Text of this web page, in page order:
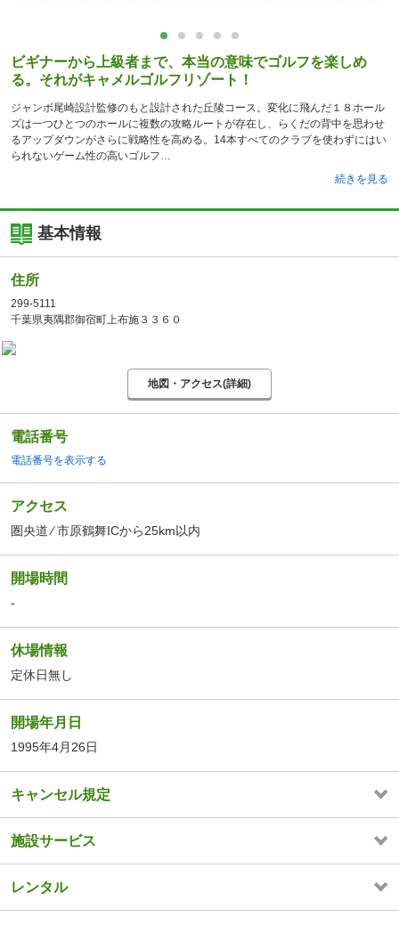
ビギナーから上級者まで、本当の意味でゴルフを楽しめ
る。それがキャメルゴルフリゾート！
ジャンボ尾崎設計監修のもと設計された丘陵コース。変化に飛んだ１８ホール
ズは一つひとつのホールに複数の攻略ルートが存在し、らくだの背中を思わせ
るアップダウンがさらに戦略性を高める。14本すべてのクラブを使わずにはい
られないゲーム性の高いゴルフ
続きを見る
基本情報
住所
299-5111
千葉県夷隅郡御宿町上布施３３６０
地図・アクセス(詳細)
電話番号
電話番号を表示する
アクセス
圏央道 ⁄ 市原鶴舞ICから25km以内
開場時間
-
休場情報
定休日無し
開場年月日
1995年4月26日
キャンセル規定
施設サービス
レンタル